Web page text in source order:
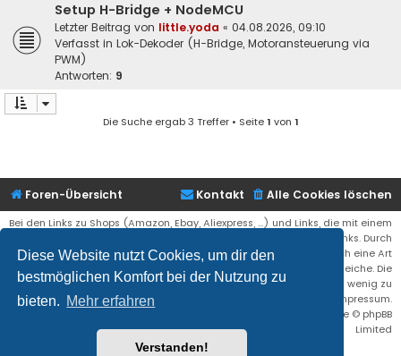
Diese Website nutzt Cookies, um dir den
bestmöglichen Komfort bei der Nutzung zu
bieten. Mehr erfahren
Verstanden!
Setup H-Bridge + NodeMCU
Letzter Beitrag von little.yoda « 04.08.2026, 09:10
Verfasst in Lok-Dekoder (H-Bridge, Motoransteuerung via
PWM)
Antworten: 9
Die Suche ergab 3 Treffer • Seite1 von 1
Foren-Übersicht Alle Cookies löschen
Kontakt
Bei den Links zu Shops (Amazon, Ebay, Aliexpress, ...) und Links, die mit einem
Stern (*) markiert sind, kann es sich um sogenannte Affiliate Links. Durch
den Kauf eines Produktes über einen Affiliate Link erhälte ich eine Art
Umsatzbeteiligung gutgeschrieben. Für euch bleibt der Preis der gleiche. Die
Einnahmen helfen die Hostgebühren für diese Webseite ein wenig zu
reduzieren. Siehe auch das Impressum.
® Forum Software © phpBB
Limited